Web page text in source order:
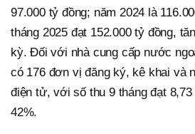
97.000 tỷ đồng; năm 2024 là
tháng 2025 đạt 152.000 tỷ đồng,
kỳ. Đối với nhà cung cấp nước
có 176 đơn vị đăng ký, kê khai và
điện tử, với số thu 9 tháng đạt
42%.